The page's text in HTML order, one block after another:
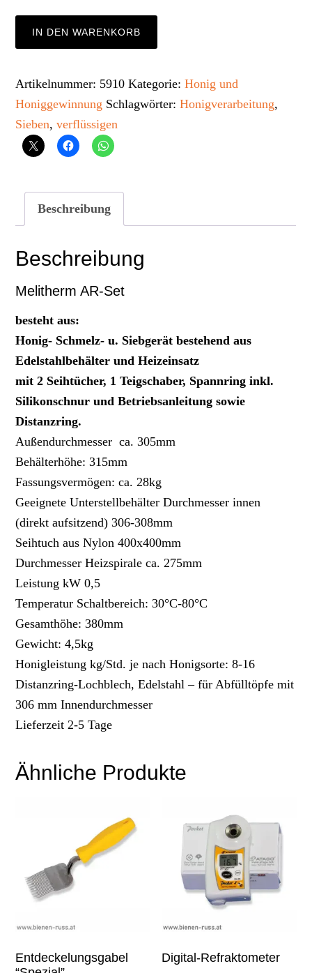
AR-
Menge
IN DEN WARENKORB
Artikelnummer: 5910 Kategorie:Honig und
Honiggewinnung Schlagwörter:Honigverarbeitung,
Sieben,verflüssigen
Beschreibung
Beschreibung
Melitherm AR-Set
besteht aus:
Honig- Schmelz- u. Siebgerät bestehend aus
Edelstahlbehälter und Heizeinsatz
mit 2 Seihtücher, 1 Teigschaber, Spannring inkl.
Silikonschnur und Betriebsanleitung sowie
Distanzring.
Außendurchmesser ca. 305mm
Behälterhöhe: 315mm
Fassungsvermögen: ca. 28kg
Geeignete Unterstellbehälter Durchmesser innen
(direkt aufsitzend) 306-308mm
Seihtuch aus Nylon 400x400mm
Durchmesser Heizspirale ca. 275mm
Leistung kW 0,5
Temperatur Schaltbereich: 30°C-80°C
Gesamthöhe: 380mm
Gewicht: 4,5kg
Honigleistung kg/Std. je nach Honigsorte: 8-16
Distanzring-Lochblech, Edelstahl – für Abfülltöpfe mit
306 mm Innendurchmesser
Lieferzeit 2-5 Tage
Ähnliche Produkte
Entdeckelungsgabel
Digital-Refraktometer